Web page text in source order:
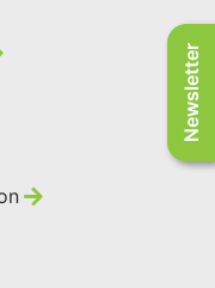
Newsletter